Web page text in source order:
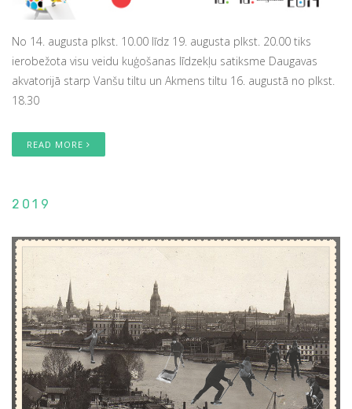
No 14. augusta plkst. 10.00 līdz 19. augusta plkst. 20.00 tiks
ierobežota visu veidu kuģošanas līdzekļu satiksme Daugavas
akvatorijā starp Vanšu tiltu un Akmens tiltu 16. augustā no plkst.
18.30
READ MORE
2019